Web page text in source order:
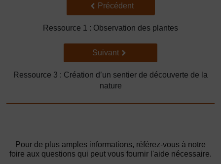
Précédent
Précédent
Ressource 1 : Observation des plantes
Suivant
Suivant
Ressource 3 : Création d’un sentier de découverte de la
nature
Pour de plus amples informations, référez-vous à notre
foire aux questions qui peut vous fournir l'aide nécessaire.